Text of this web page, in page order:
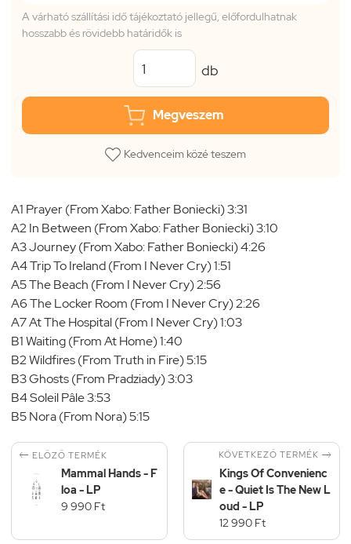
A várható szállítási idő tájékoztató jellegű, előfordulhatnak
hosszabb és rövidebb határidők is
db
Megveszem
Kedvenceim közé teszem
A1 Prayer (From Xabo: Father Boniecki) 3:31
A2 In Between (From Xabo: Father Boniecki) 3:10
A3 Journey (From Xabo: Father Boniecki) 4:26
A4 Trip To Ireland (From I Never Cry) 1:51
A5 The Beach (From I Never Cry) 2:56
A6 The Locker Room (From I Never Cry) 2:26
A7 At The Hospital (From I Never Cry) 1:03
B1 Waiting (From At Home) 1:40
B2 Wildfires (From Truth in Fire) 5:15
B3 Ghosts (From Pradziady) 3:03
B4 Soleil Pâle 3:53
B5 Nora (From Nora) 5:15
 ELŐZŐ TERMÉK
Mammal Hands - F
loa - LP
9 990 Ft
KÖVETKEZŐ TERMÉK 
Kings Of Convenienc
e - Quiet Is The New L
oud - LP
12 990 Ft